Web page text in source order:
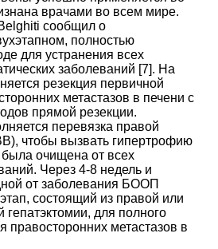
врачами во всем мире.
сообщил о
полностью
для устранения всех
заболеваний [7]. На
резекция первичной
метастазов в печени с
прямой резекции.
перевязка правой
чтобы вызвать гипертрофию
очищена от всех
Через 4-8 недель и
от заболевания БООП
состоящий из правой или
для полного
правосторонних метастазов в